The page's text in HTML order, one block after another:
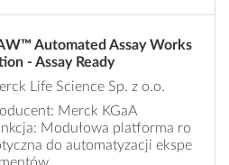
Automated Assay Works
- Assay Ready
Life Science Sp. z o.o.
Merck KGaA
Modułowa platforma ro
do automatyzacji ekspe